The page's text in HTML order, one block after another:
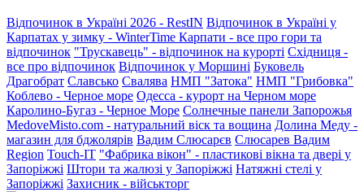
Відпочинок в Україні 2026 - RestIN Відпочинок в Україні у
Карпатах у зимку - WinterTime Карпати - все про гори та
відпочинок "Трускавець" - відпочинок на курорті Східниця -
все про відпочинок Відпочинок у Моршині Буковель
Драгобрат Славсько Свалява НМП "Затока" НМП "Грибовка"
Коблево - Черное море Одесса - курорт на Черном море
Каролино-Бугаз - Черное Море Солнечные панели Запорожья
MedoveMisto.com - натуральний віск та вощина Долина Меду -
магазин для бджолярів Вадим Слюсарєв Слюсарев Вадим
Region Touch-IT "Фабрика вікон" - пластикові вікна та двері у
Запоріжжі Штори та жалюзі у Запоріжжі Натяжні стелі у
Запоріжжі Захисник - військторг